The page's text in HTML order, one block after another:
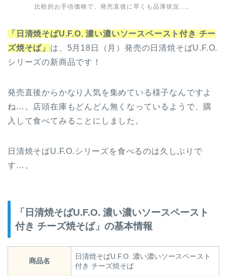
比較的お手頃価格で、発売直後に早くも品薄状況…。
「日清焼そばU.F.O. 濃い濃いソースペースト付き チー
ズ焼そば」 は、5月18日（月）発売の日清焼そばU.F.O.
シリーズの新商品です！
発売直後からかなり人気を集めている様子なんですよ
ね…。店頭在庫もどんどん無くなっているようで、購
入して食べてみることにしました。
日清焼そばU.F.O.シリーズを食べるのは久しぶりで
す…。
「日清焼そばU.F.O. 濃い濃いソースペースト
付き チーズ焼そば」の基本情報
商品名
日清焼そばU.F.O. 濃い濃いソースペースト
付き チーズ焼そば